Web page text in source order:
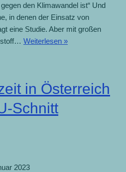
den Klimawandel ist“ Und
in denen der Einsatz von
eine Studie. Aber mit großen
Weiterlesen »Warum
gegen
in Österreich
Schnitt
2023